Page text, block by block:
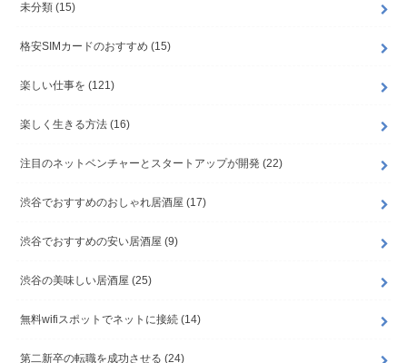
未分類 (15)
格安SIMカードのおすすめ (15)
楽しい仕事を (121)
楽しく生きる方法 (16)
注目のネットベンチャーとスタートアップが開発 (22)
渋谷でおすすめのおしゃれ居酒屋 (17)
渋谷でおすすめの安い居酒屋 (9)
渋谷の美味しい居酒屋 (25)
無料wifiスポットでネットに接続 (14)
第二新卒の転職を成功させる (24)